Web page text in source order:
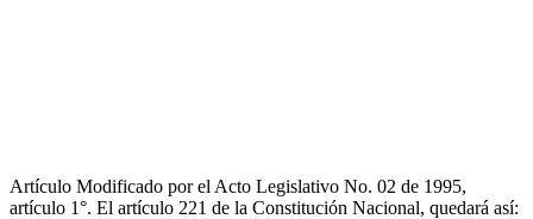
Artículo Modificado por el Acto Legislativo No. 02 de 1995,
artículo 1°. El artículo 221 de la Constitución Nacional, quedará así: